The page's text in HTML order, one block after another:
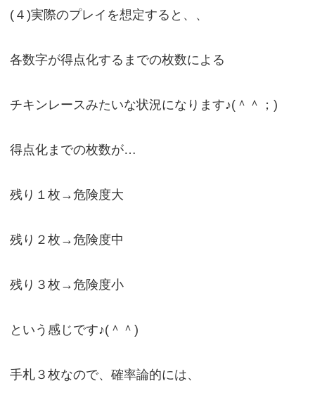
(４)実際のプレイを想定すると、、
各数字が得点化するまでの枚数による
チキンレースみたいな状況になります♪(＾＾；)
得点化までの枚数が…
残り１枚→危険度大
残り２枚→危険度中
残り３枚→危険度小
という感じです♪(＾＾)
手札３枚なので、確率論的には、